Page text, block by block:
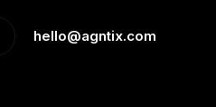
hello@agntix.com